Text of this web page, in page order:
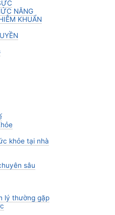
NĂNG
KHUẨN
khỏe tại nhà
sâu
lý thường gặp